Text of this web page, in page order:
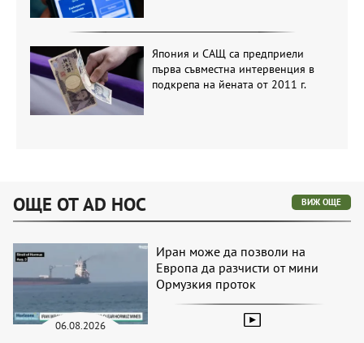
Япония и САЩ са предприели
първа съвместна интервенция в
подкрепа на йената от 2011 г.
ОЩЕ ОТ AD HOC ВИЖ ОЩЕ
06.08.2026
Иран може да позволи на
Европа да разчисти от мини
Ормузкия проток